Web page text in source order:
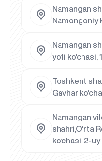
Namangan
Namongoniy
Namangan
yo‘li
Toshkent
Gavhar
Namangan
shahri,O‘rta
ko‘chasi, 2-uy